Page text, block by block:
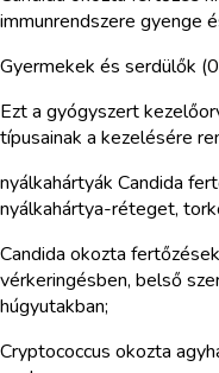
immunrendszere gyenge
Gyermekek és serdülők
Ezt a gyógyszert
típusainak a kezelésére
nyálkahártyák Candida
nyálkahártya-réteget,
Candida okozta
vérkeringésben, belső
húgyutakban;
Cryptococcus okozta